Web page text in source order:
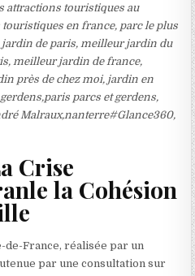
attractions touristiques au
en france, parc le plus
jardin de paris, meilleur jardin du
meilleur jardin de france,
près de chez moi, jardin en
parcs et gerdens,
Malraux,nanterre#Glance360,
Crise
la Cohésion
France, réalisée par un
par une consultation sur